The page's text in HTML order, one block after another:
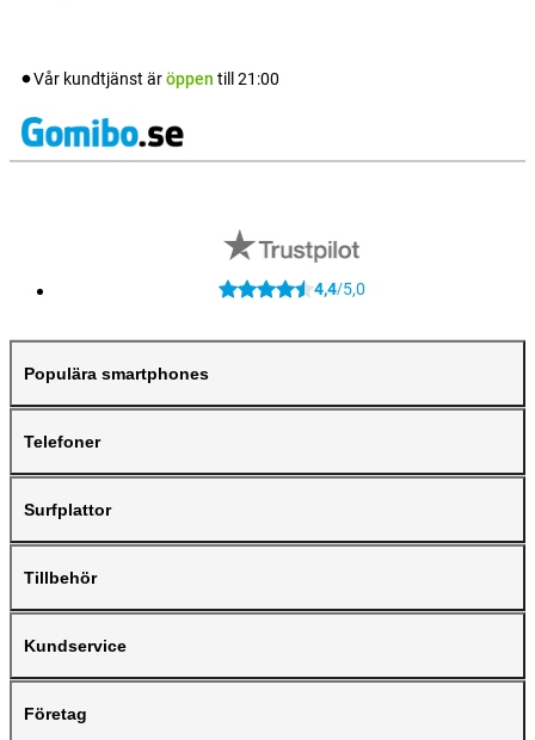
Vår kundtjänst äröppen till 21:00
4,4/5,0
Populära smartphones
Telefoner
Surfplattor
Tillbehör
Kundservice
Företag